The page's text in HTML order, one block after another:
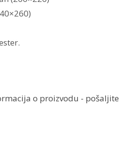
o proizvodu - pošaljite